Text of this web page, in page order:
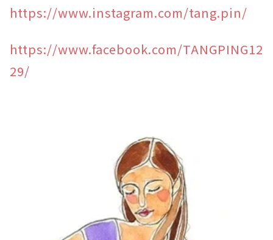
https://www.instagram.com/tang.pin/
https://www.facebook.com/TANGPING12
29/